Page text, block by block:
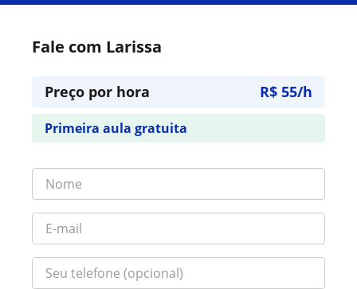
Fale com Larissa
Preço por hora R$ 55/h
Primeira aula gratuita